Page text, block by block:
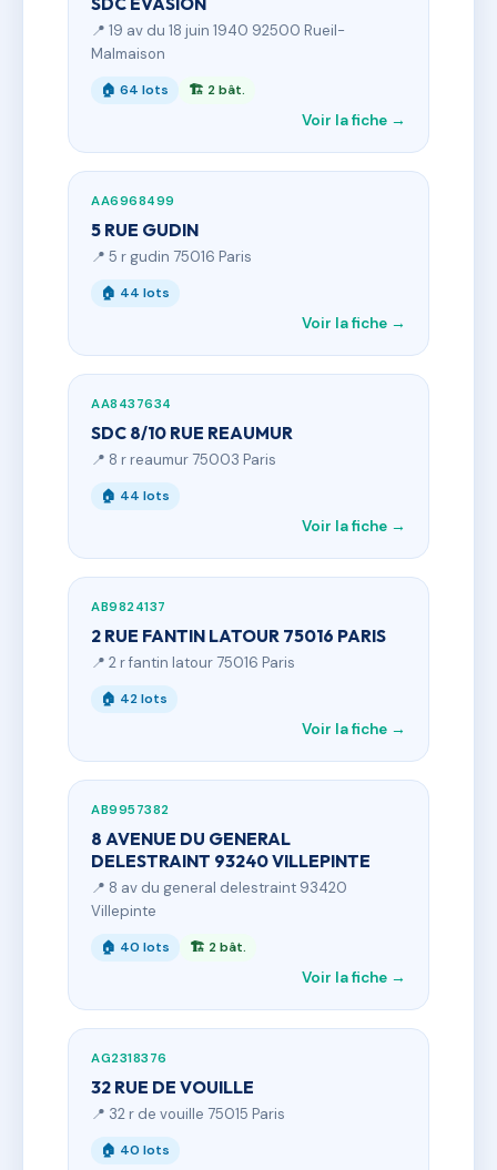
📍 19 av du 18 juin 1940 92500 Rueil-
Malmaison
🏠 64 lots 🏗 2 bât.
Voir la fiche →
AA6968499
5 RUE GUDIN
📍 5 r gudin 75016 Paris
🏠 44 lots
Voir la fiche →
AA8437634
SDC 8/10 RUE REAUMUR
📍 8 r reaumur 75003 Paris
🏠 44 lots
Voir la fiche →
AB9824137
2 RUE FANTIN LATOUR 75016 PARIS
📍 2 r fantin latour 75016 Paris
🏠 42 lots
Voir la fiche →
AB9957382
8 AVENUE DU GENERAL
DELESTRAINT 93240 VILLEPINTE
📍 8 av du general delestraint 93420
Villepinte
🏠 40 lots 🏗 2 bât.
Voir la fiche →
AG2318376
32 RUE DE VOUILLE
📍 32 r de vouille 75015 Paris
🏠 40 lots